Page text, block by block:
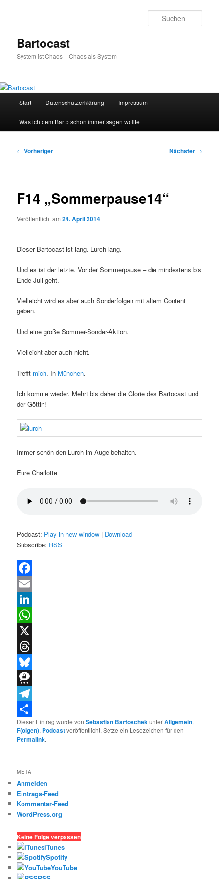
Bartocast
System ist Chaos – Chaos als System
Start Datenschutzerklärung Impressum
Was ich dem Barto schon immer sagen wollte
Beitragsnavigation
← Vorheriger Nächster →
F14 „Sommerpause14“
Veröffentlicht am24. April 2014
Dieser Bartocast ist lang. Lurch lang.
Und es ist der letzte. Vor der Sommerpause – die mindestens bis
Ende Juli geht.
Vielleicht wird es aber auch Sonderfolgen mit altem Content
geben.
Und eine große Sommer-Sonder-Aktion.
Vielleicht aber auch nicht.
Trefft mich. In München.
Ich komme wieder. Mehrt bis daher die Glorie des Bartocast und
der Göttin!
Immer schön den Lurch im Auge behalten.
Eure Charlotte
Podcast: Play in new window | Download
Subscribe: RSS
Facebook
Email
LinkedIn
WhatsApp
X
Threads
Bluesky
Threema
Telegram
Teilen
Dieser Eintrag wurde vonSebastian BartoschekunterAllgemein,
F(olgen), Podcastveröffentlicht. Setze ein Lesezeichen für den
Permalink.
META
Anmelden
Eintrags-Feed
Kommentar-Feed
WordPress.org
Keine Folge verpassen
iTunes
Spotify
YouTube